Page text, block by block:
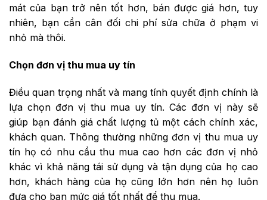
mát của bạn trở nên tốt hơn, bán được giá hơn, tuy
nhiên, bạn cần cân đối chi phí sửa chữa ở phạm vi
nhỏ mà thôi.
Chọn đơn vị thu mua uy tín
Điều quan trọng nhất và mang tính quyết định chính là
lựa chọn đơn vị thu mua uy tín. Các đơn vị này sẽ
giúp bạn đánh giá chất lượng tủ một cách chính xác,
khách quan. Thông thường những đơn vị thu mua uy
tín họ có nhu cầu thu mua cao hơn các đơn vị nhỏ
khác vì khả năng tái sử dụng và tận dụng của họ cao
hơn, khách hàng của họ cũng lớn hơn nên họ luôn
đưa cho bạn mức giá tốt nhất để thu mua.